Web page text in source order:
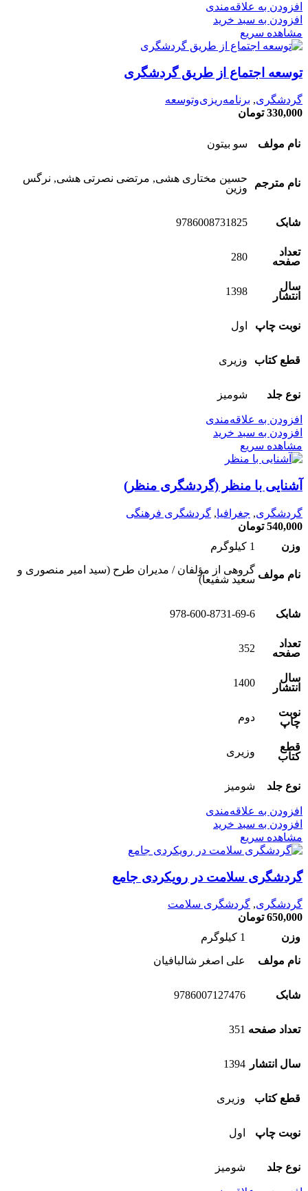
افزودن به علاقه‌مندی
افزودن به سبد خرید
مشاهده سریع
توسعه اجتماع از طریق گردشگری
گردشگری, برنامه‌ریزی‌وتوسعه
330,000 تومان
نام مولف سو بیتون
نام مترجم
حسین مختاری هشی, مرتضی نصرتی هشی, نرگس
وزین
شابک 9786008731825
تعداد
صفحه
280
سال
انتشار
1398
نوبت چاپ اول
قطع کتاب وزیری
نوع جلد شومیز
افزودن به علاقه‌مندی
افزودن به سبد خرید
مشاهده سریع
آشنایی با منظر (گردشگری منظر)
گردشگری, جغرافیا, گردشگری فرهنگی
540,000 تومان
وزن
1 کیلوگرم
نام مولف گروهی از مؤلفان / مدیران طرح (سید امیر منصوری و
سعید شفیعا)
شابک 978-600-8731-69-6
تعداد
صفحه
352
سال
انتشار
1400
نوبت
چاپ
دوم
قطع
کتاب
وزیری
نوع جلد شومیز
افزودن به علاقه‌مندی
افزودن به سبد خرید
مشاهده سریع
گردشگری سلامت در رویکردی جامع
گردشگری, گردشگری سلامت
650,000 تومان
وزن
1 کیلوگرم
نام مولف
علی اصغر شالبافیان
شابک 9786007127476
تعداد صفحه 351
سال انتشار 1394
قطع کتاب وزیری
نوبت چاپ اول
نوع جلد شومیز